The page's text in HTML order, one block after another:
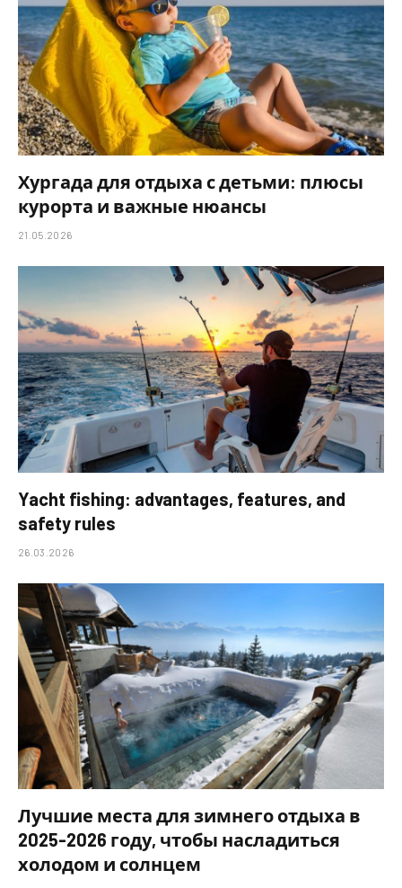
Хургада для отдыха с детьми: плюсы
курорта и важные нюансы
21.05.2026
Yacht fishing: advantages, features, and
safety rules
26.03.2026
Лучшие места для зимнего отдыха в
2025-2026 году, чтобы насладиться
холодом и солнцем